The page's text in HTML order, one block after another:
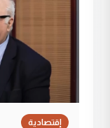
إقتصادية